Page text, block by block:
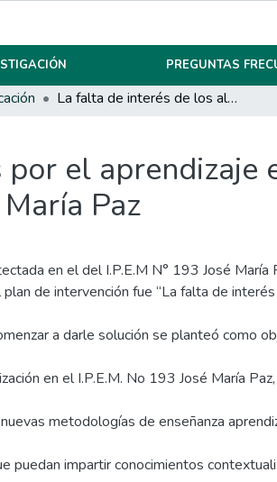
PREGUNTAS
La falta de interés de los alumnos por el aprendizaje en el nivel secundario del I.P.E.M N°193 José María Paz
el aprendizaje
Paz
en el del I.P.E.M N° 193 José María
de intervención fue “La falta de
a darle solución se planteó como
en el I.P.E.M. No 193 José María
metodologías de enseñanza
puedan impartir conocimientos